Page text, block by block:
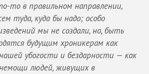
то в правильном направлении,
туда, куда бы надо; особо
мы не создали, но, быть
будущим хроникерам как
убогости и бездарности — как
людей, живущих в